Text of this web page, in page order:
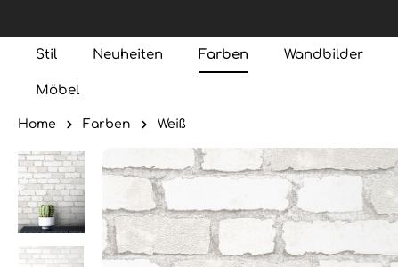
Stil Neuheiten Farben Wandbilder
Möbel
Home Farben Weiß